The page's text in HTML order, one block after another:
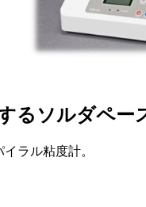
るソルダペー
ラル粘度計。